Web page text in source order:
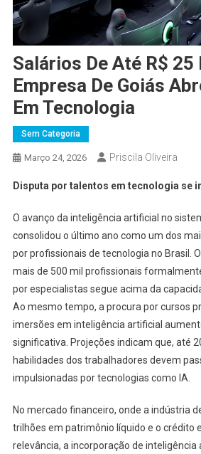
Salários De Até R$ 25
Empresa De Goiás
Em Tecnologia
Sem Categoria
Março 24, 2026 Priscila Oliveira
Disputa por talentos em tecnologia se
O avanço da inteligência artificial no
consolidou o último ano como um dos
por profissionais de tecnologia no Brasil.
mais de 500 mil profissionais
por especialistas segue acima da
Ao mesmo tempo, a procura por cursos
imersões em inteligência artificial
significativa. Projeções indicam que, até
habilidades dos trabalhadores devem
impulsionadas por tecnologias como IA.
No mercado financeiro, onde a indústria
trilhões em patrimônio líquido e o crédito
relevância, a incorporação de